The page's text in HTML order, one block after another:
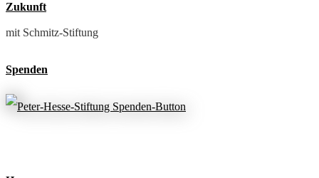
Zukunft
mit Schmitz-Stiftung
Spenden